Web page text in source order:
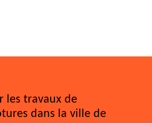
les travaux de
dans la ville de